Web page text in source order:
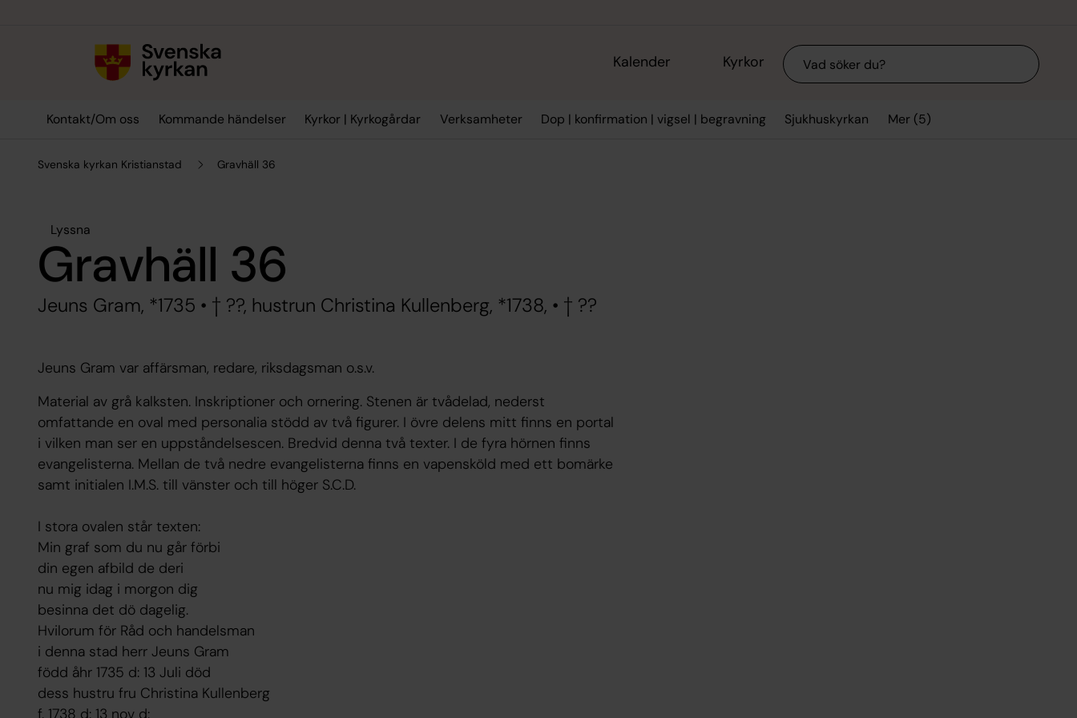
Kalender Kyrkor Sök
Kontakt/Om oss Kommande händelser Kyrkor | Kyrkogårdar Verksamheter Dop | konfirmation | vigsel | begravning Sjukhuskyrkan Mer (5)
Svenska kyrkan Kristianstad Gravhäll 36
Lyssna
Gravhäll 36
Jeuns Gram, *1735 • † ??, hustrun Christina Kullenberg, *1738, • † ??
Jeuns Gram var affärsman, redare, riksdagsman o.s.v.
Material av grå kalksten. Inskriptioner och ornering. Stenen är tvådelad, nederst
omfattande en oval med personalia stödd av två figurer. I övre delens mitt finns en portal
i vilken man ser en uppståndelsescen. Bredvid denna två texter. I de fyra hörnen finns
evangelisterna. Mellan de två nedre evangelisterna finns en vapensköld med ett bomärke
samt initialen I.M.S. till vänster och till höger S.C.D.
I stora ovalen står texten:
Min graf som du nu går förbi
din egen afbild de deri
nu mig idag i morgon dig
besinna det dö dagelig.
Hvilorum för Råd och handelsman
i denna stad herr Jeuns Gram
född åhr 1735 d: 13 Juli död
dess hustru fru Christina Kullenberg
f. 1738 d: 13 nov d: